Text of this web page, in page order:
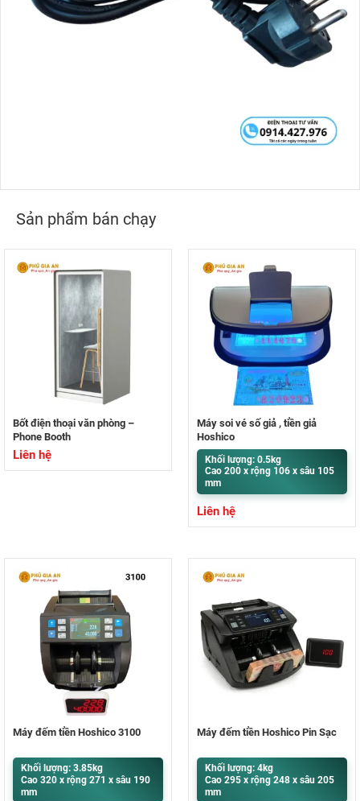
Sản phẩm bán chạy
Bốt điện thoại văn phòng –
Phone Booth
Liên hệ
Máy soi vé số giả , tiền giả
Hoshico
Khối lượng: 0.5kg
Cao 200 x rộng 106 x sâu 105
mm
Liên hệ
Máy đếm tiền Hoshico 3100
Khối lượng: 3.85kg
Cao 320 x rộng 271 x sâu 190
mm
Máy đếm tiền Hoshico Pin Sạc
Khối lượng: 4kg
Cao 295 x rộng 248 x sâu 205
mm